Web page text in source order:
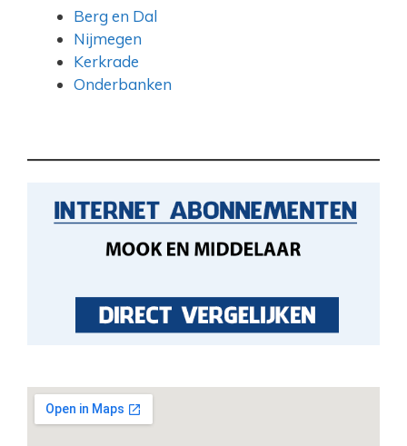
Berg en Dal
Nijmegen
Kerkrade
Onderbanken